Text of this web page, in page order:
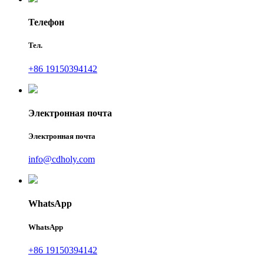
Телефон
Тел.
+86 19150394142
Электронная почта
Электронная почта
info@cdholy.com
WhatsApp
WhatsApp
+86 19150394142